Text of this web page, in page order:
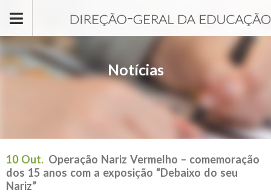
Notícias
10 Out. Operação Nariz Vermelho – comemoração
dos 15 anos com a exposição “Debaixo do seu
Nariz”